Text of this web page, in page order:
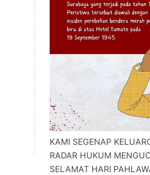
KAMI SEGENAP
RADAR HUKUM
SELAMAT HARI